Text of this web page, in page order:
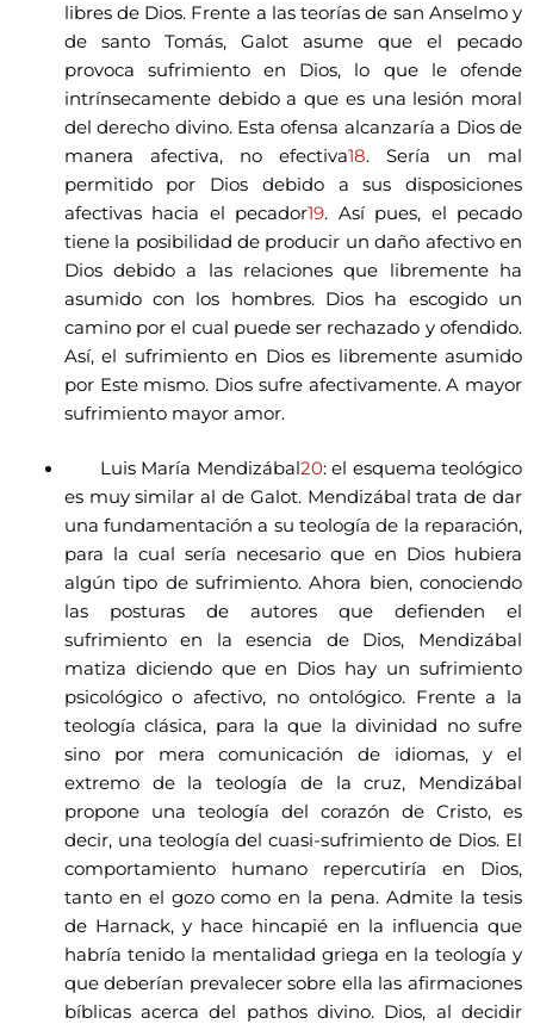
libres de Dios. Frente a las teorías de san Anselmo y
de santo Tomás, Galot asume que el pecado
provoca sufrimiento en Dios, lo que le ofende
intrínsecamente debido a que es una lesión moral
del derecho divino. Esta ofensa alcanzaría a Dios de
manera afectiva, no efectiva18. Sería un mal
permitido por Dios debido a sus disposiciones
afectivas hacia el pecador19. Así pues, el pecado
tiene la posibilidad de producir un daño afectivo en
Dios debido a las relaciones que libremente ha
asumido con los hombres. Dios ha escogido un
camino por el cual puede ser rechazado y ofendido.
Así, el sufrimiento en Dios es libremente asumido
por Este mismo. Dios sufre afectivamente. A mayor
sufrimiento mayor amor.
Luis María Mendizábal20: el esquema teológico
es muy similar al de Galot. Mendizábal trata de dar
una fundamentación a su teología de la reparación,
para la cual sería necesario que en Dios hubiera
algún tipo de sufrimiento. Ahora bien, conociendo
las posturas de autores que defienden el
sufrimiento en la esencia de Dios, Mendizábal
matiza diciendo que en Dios hay un sufrimiento
psicológico o afectivo, no ontológico. Frente a la
teología clásica, para la que la divinidad no sufre
sino por mera comunicación de idiomas, y el
extremo de la teología de la cruz, Mendizábal
propone una teología del corazón de Cristo, es
decir, una teología del cuasi-sufrimiento de Dios. El
comportamiento humano repercutiría en Dios,
tanto en el gozo como en la pena. Admite la tesis
de Harnack, y hace hincapié en la influencia que
habría tenido la mentalidad griega en la teología y
que deberían prevalecer sobre ella las afirmaciones
bíblicas acerca del pathos divino. Dios, al decidir